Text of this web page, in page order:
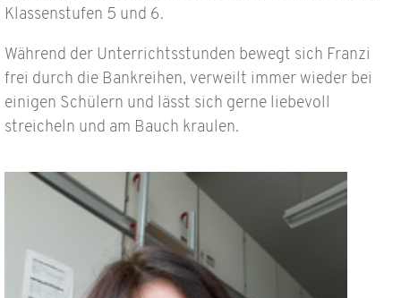
Klassenstufen 5 und 6.
Während der Unterrichtsstunden bewegt sich Franzi
frei durch die Bankreihen, verweilt immer wieder bei
einigen Schülern und lässt sich gerne liebevoll
streicheln und am Bauch kraulen.